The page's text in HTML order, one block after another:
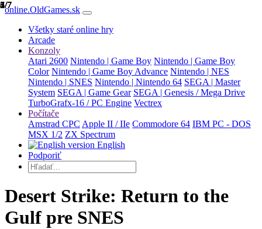
online.OldGames.sk
Všetky staré online hry
Arcade
Konzoly
Atari 2600 Nintendo | Game Boy Nintendo | Game Boy
Color Nintendo | Game Boy Advance Nintendo | NES
Nintendo | SNES Nintendo | Nintendo 64 SEGA | Master
System SEGA | Game Gear SEGA | Genesis / Mega Drive
TurboGrafx-16 / PC Engine Vectrex
Počítače
Amstrad CPC Apple II / IIe Commodore 64 IBM PC - DOS
MSX 1/2 ZX Spectrum
English
Podporiť
Desert Strike: Return to the
Gulf pre SNES
1/7
2/7
3/7
4/7
5/7
6/7
7/7